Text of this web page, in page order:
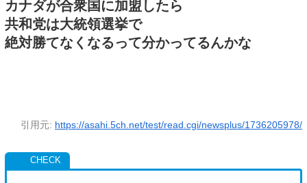
カナダが合衆国に加盟したら
共和党は大統領選挙で
絶対勝てなくなるって分かってるんかな
引用元: https://asahi.5ch.net/test/read.cgi/newsplus/1736205978/